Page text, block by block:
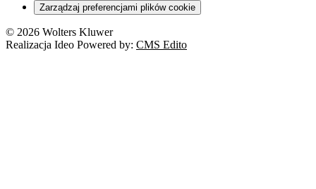
Zarządzaj preferencjami plików cookie
© 2026 Wolters Kluwer
Realizacja Ideo Powered by: CMS Edito